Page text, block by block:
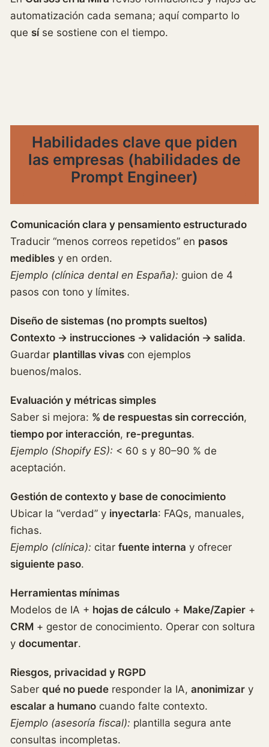
automatización cada semana; aquí comparto lo
que síse sostiene con el tiempo.
Habilidades clave que piden
las empresas (habilidades de
Prompt Engineer)
Comunicación clara y pensamiento estructurado
Traducir “menos correos repetidos” en pasos
medibles y en orden.
Ejemplo (clínica dental en España): guion de 4
pasos con tono y límites.
Diseño de sistemas (no prompts sueltos)
Contexto → instrucciones → validación → salida.
Guardar plantillas vivas con ejemplos
buenos/malos.
Evaluación y métricas simples
Saber si mejora: % de respuestas sin corrección,
tiempo por interacción, re-preguntas.
Ejemplo (Shopify ES): < 60 s y 80–90 % de
aceptación.
Gestión de contexto y base de conocimiento
Ubicar la “verdad” y inyectarla: FAQs, manuales,
fichas.
Ejemplo (clínica): citar fuente interna y ofrecer
siguiente paso.
Herramientas mínimas
Modelos de IA + hojas de cálculo + Make/Zapier +
CRM + gestor de conocimiento. Operar con soltura
y documentar.
Riesgos, privacidad y RGPD
Saber qué no puede responder la IA, anonimizar y
escalar a humano cuando falte contexto.
Ejemplo (asesoría fiscal): plantilla segura ante
consultas incompletas.